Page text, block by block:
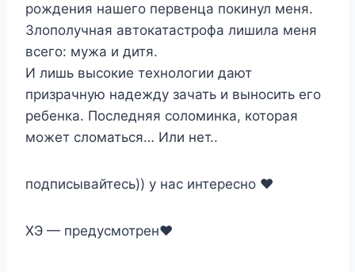
рождения нашего первенца покинул меня.
Злополучная автокатастрофа лишила меня
всего: мужа и дитя.
И лишь высокие технологии дают
призрачную надежду зачать и выносить его
ребенка. Последняя соломинка, которая
может сломаться… Или нет..
подписывайтесь)) у нас интересно ❤️
ХЭ — предусмотрен❤️